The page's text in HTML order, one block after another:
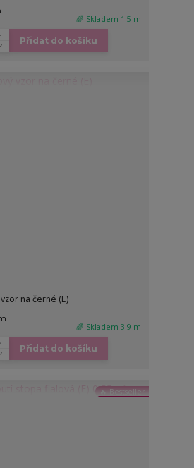
🌈 Skladem 1.5 m
Přidat do košíku
na černé (E)
🌈 Skladem 3.9 m
Přidat do košíku
🔥 Bestseller